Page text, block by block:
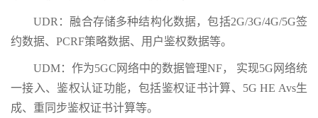
UDR：融合存储多种结构化数据，包括2G/3G/4G/5G签
约数据、PCRF策略数据、用户鉴权数据等。
UDM：作为5GC网络中的数据管理NF， 实现5G网络统
一接入、鉴权认证功能，包括鉴权证书计算、5G HE Avs生
成、重同步鉴权证书计算等。